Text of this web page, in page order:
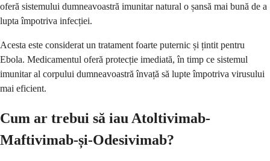
oferă sistemului dumneavoastră imunitar natural o șansă mai bună de a
lupta împotriva infecției.
Acesta este considerat un tratament foarte puternic și țintit pentru
Ebola. Medicamentul oferă protecție imediată, în timp ce sistemul
imunitar al corpului dumneavoastră învață să lupte împotriva virusului
mai eficient.
Cum ar trebui să iau Atoltivimab-
Maftivimab-și-Odesivimab?